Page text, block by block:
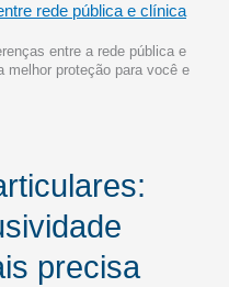
rede pública e clínica
entre a rede pública e
melhor proteção para você e
precisa